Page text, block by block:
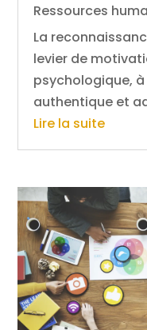
Ressources
La
levier de
psychologique,
authentique et
Lire la suite